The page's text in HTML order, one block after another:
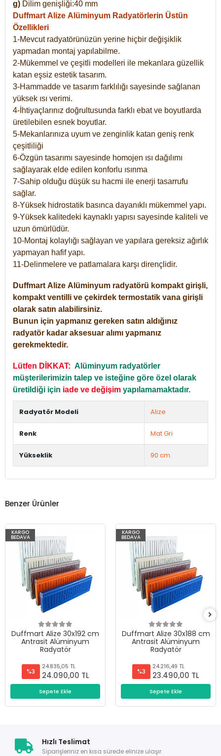
g) Dilim genişliği:40 mm
Duffmart Alize Alüminyum Radyatörlerin Üstün
Özellikleri
1-Mevcut radyatörünüzün yerine hiçbir değişiklik
yapmadan montaj yapılabilme.
2-Mükemmel ve çeşitli modelleri ile mekanlara güzellik
katan eşsiz estetik tasarım.
3-Hammadde ve tasarım farklılığı sayesinde sağlanan
yüksek ısı verimi.
4-İhtiyaçlarınız doğrultusunda farklı ebat ve boyutlarda
üretilebilen esnek boyutlar.
5-Mekanlarınıza uyum ve zenginlik katan geniş renk
çeşitliliği
6-Özgün tasarımı sayesinde homojen ısı dağılımı
sağlayarak elde edilen konforlu ısınma
7-Sahip olduğu düşük su hacmi ile enerji tasarrufu
sağlar.
8-Yüksek hidrostatik basınca dayanıklı mükemmel yapı.
9-Yüksek kalitedeki kaynaklı yapısı sayesinde kaliteli ve
uzun ömürlüdür.
10-Montaj kolaylığı sağlayan ve yapılara gereksiz ağırlık
yapmayan hafif yapı.
11-Delinmelere ve patlamalara karşı dirençlidir.
Duffmart Alize Alüminyum radyatörü kompakt girişli,
kompakt ventilli ve çekirdek termostatik vana girişli
olarak satın alabilirsiniz.
Bunun için yapmanız gereken satın aldığınız
radyatör kadar aksesuar alımı yapmanız
gerekmektedir.
Lütfen DİKKAT: Alüminyum radyatörler
müşterilerimizin talep ve isteğine göre özel olarak
üretildiği için iade ve değişim yapılamamaktadır.
Radyatör Modeli Alize
Renk Mat Gri
Yükseklik 90 cm.
Benzer Ürünler
KARGO
BEDAVA
Duffmart Alize 30x192 cm
Antrasit Alüminyum
Radyatör
%3
24.835,05 TL
24.090,00 TL
Sepete Ekle
KARGO
BEDAVA
Duffmart Alize 30x188 cm
Antrasit Alüminyum
Radyatör
%3
24.216,49 TL
23.490,00 TL
Sepete Ekle
Hızlı Teslimat
Siparişleriniz en kısa sürede elinize ulaşır.